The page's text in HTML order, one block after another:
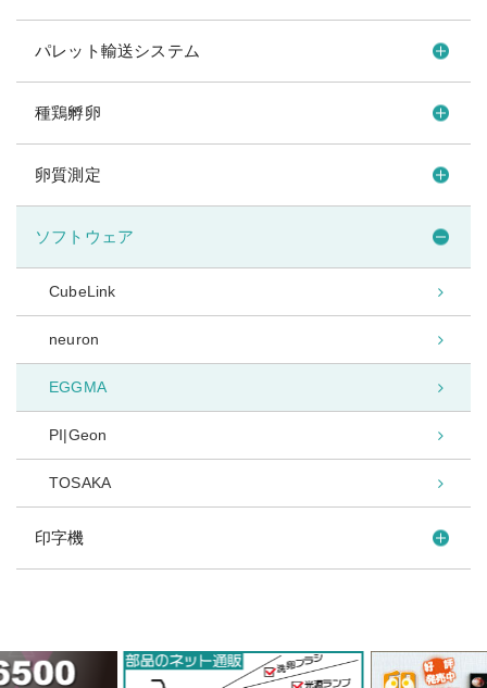
パレット輸送システム
種鶏孵卵
卵質測定
ソフトウェア
CubeLink
neuron
EGGMA
PI|Geon
TOSAKA
印字機